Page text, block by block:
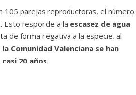
105 parejas reproductoras, el número
Esto responde a la escasez de agua
de forma negativa a la especie, al
la Comunidad Valenciana se han
20 años.